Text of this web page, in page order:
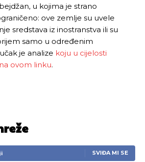
u kojima je strano
ove zemlje su uvele
sredstava iz inostranstva ili su
samo u određenim
je analize koju u cijelosti
ovom linku.
SVIĐA MI SE